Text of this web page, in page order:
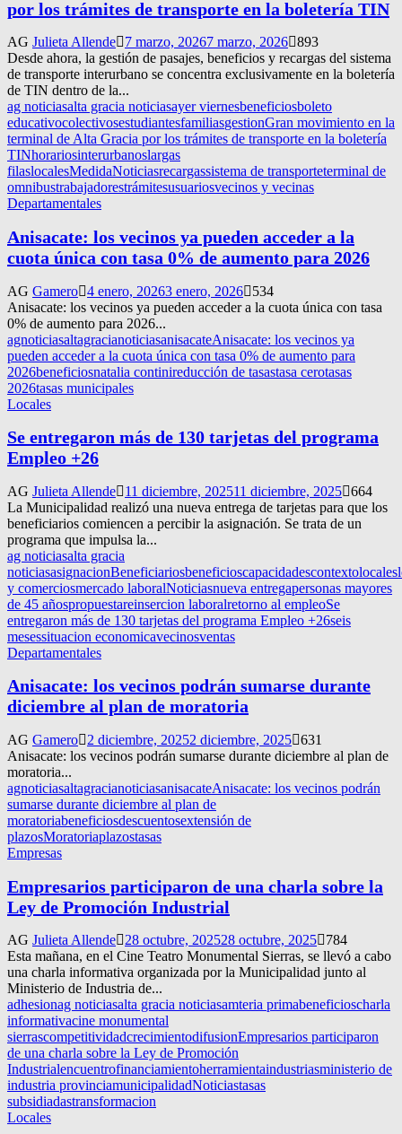
por los trámites de transporte en la boletería TIN
AG Julieta Allende 7 marzo, 20267 marzo, 2026 893
Desde ahora, la gestión de pasajes, beneficios y recargas del sistema
de transporte interurbano se concentra exclusivamente en la boletería
de TIN dentro de la...
ag noticiasalta gracia noticiasayer viernesbeneficiosboleto
educativocolectivosestudiantesfamiliasgestionGran movimiento en la
terminal de Alta Gracia por los trámites de transporte en la boletería
TINhorariosinterurbanoslargas
filaslocalesMedidaNoticiasrecargassistema de transporteterminal de
omnibustrabajadorestrámitesusuariosvecinos y vecinas
Departamentales
Anisacate: los vecinos ya pueden acceder a la
cuota única con tasa 0% de aumento para 2026
AG Gamero 4 enero, 20263 enero, 2026
534
Anisacate: los vecinos ya pueden acceder a la cuota única con tasa
0% de aumento para 2026...
agnoticiasaltagracianoticiasanisacateAnisacate: los vecinos ya
pueden acceder a la cuota única con tasa 0% de aumento para
2026beneficiosnatalia continireducción de tasastasa cerotasas
2026tasas municipales
Locales
Se entregaron más de 130 tarjetas del programa
Empleo +26
AG Julieta Allende 11 diciembre, 202511 diciembre, 2025 664
La Municipalidad realizó una nueva entrega de tarjetas para que los
beneficiarios comiencen a percibir la asignación. Se trata de un
programa que impulsa la...
ag noticiasalta gracia
noticiasasignacionBeneficiariosbeneficioscapacidadescontextolocales
y comerciosmercado laboralNoticiasnueva entregapersonas mayores
de 45 añospropuestareinsercion laboralretorno al empleoSe
entregaron más de 130 tarjetas del programa Empleo +26seis
mesessituacion economicavecinosventas
Departamentales
Anisacate: los vecinos podrán sumarse durante
diciembre al plan de moratoria
AG Gamero 2 diciembre, 20252 diciembre, 2025 631
Anisacate: los vecinos podrán sumarse durante diciembre al plan de
moratoria...
agnoticiasaltagracianoticiasanisacateAnisacate: los vecinos podrán
sumarse durante diciembre al plan de
moratoriabeneficiosdescuentosextensión de
plazosMoratoriaplazostasas
Empresas
Empresarios participaron de una charla sobre la
Ley de Promoción Industrial
AG Julieta Allende 28 octubre, 202528 octubre, 2025
784
Esta mañana, en el Cine Teatro Monumental Sierras, se llevó a cabo
una charla informativa organizada por la Municipalidad junto al
Ministerio de Industria de...
adhesionag noticiasalta gracia noticiasamteria primabeneficioscharla
informativacine monumental
sierrascompetitividadcrecimientodifusionEmpresarios participaron
de una charla sobre la Ley de Promoción
Industrialencuentrofinanciamientoherramientaindustriasministerio de
industria provinciamunicipalidadNoticiastasas
subsidiadastransformacion
Locales